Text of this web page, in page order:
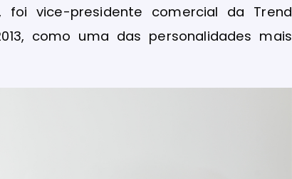
foi vice-presidente comercial da Trend
como uma das personalidades mais